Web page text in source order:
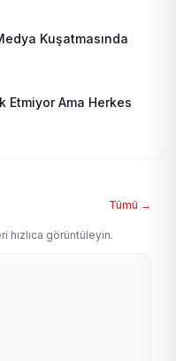
Kuşatmasında
Etmiyor Ama Herkes
Tümü →
hızlıca görüntüleyin.